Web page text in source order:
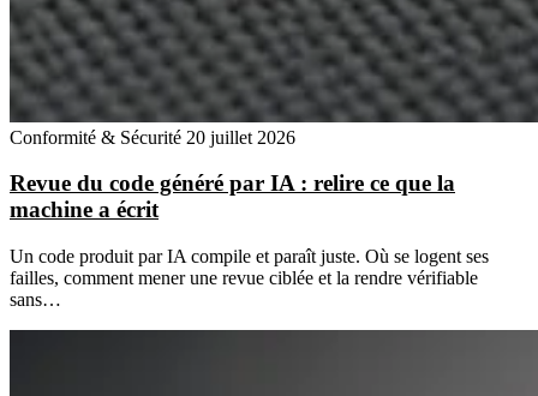
Conformité & Sécurité 20 juillet 2026
Revue du code généré par IA : relire ce que la
machine a écrit
Un code produit par IA compile et paraît juste. Où se logent ses
failles, comment mener une revue ciblée et la rendre vérifiable
sans…